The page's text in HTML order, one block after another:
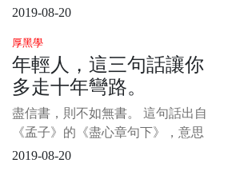
35歲以後，往往會遇到很多問題，
讀者的不適。 我知道這會讓人聽著
不爽，但即使你再不爽，再不認
同，現實的問題還是站在那裡，中
年危機還在那裡等著你。 其實，昨
天那篇文章更多的是在傳遞職場
2019-08-20
厚黑學
年輕人，這三句話讓你
多走十年彎路。
盡信書，則不如無書。 這句話出自
《孟子》的《盡心章句下》，意思
是說看書時要有獨立思考的能力，
2019-08-20